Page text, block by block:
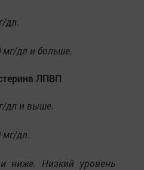
дл.
мг/дл и больше.
ЛПВП
дл и выше.
мг/дл.
ниже. Низкий уровень